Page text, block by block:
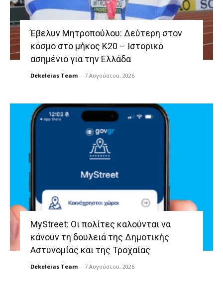
Έβελυν Μητροπούλου: Δεύτερη στον
κόσμο στο μήκος Κ20 – Ιστορικό
ασημένιο για την Ελλάδα
Dekeleias Team - 7 Αυγούστου, 2026
MyStreet: Οι πολίτες καλούνται να
κάνουν τη δουλειά της Δημοτικής
Αστυνομίας και της Τροχαίας
Dekeleias Team - 7 Αυγούστου, 2026